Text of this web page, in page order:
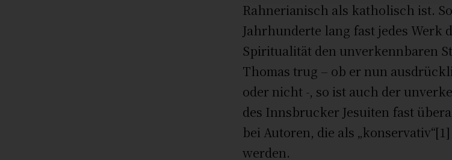
Rahnerianisch als katholisch ist.
Jahrhunderte lang fast jedes Werk
Spiritualität den unverkennbaren
Thomas trug – ob er nun
oder nicht -, so ist auch der
des Innsbrucker Jesuiten fast
bei Autoren, die als
werden.